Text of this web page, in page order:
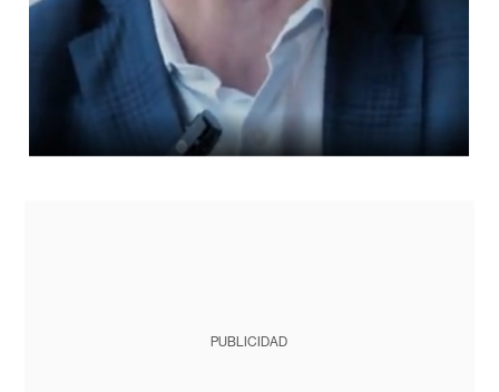
PUBLICIDAD